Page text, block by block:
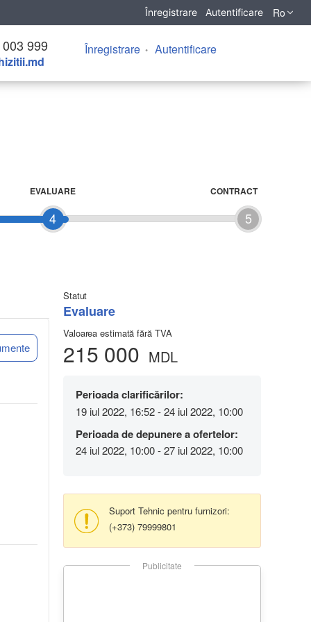
Înregistrare Autentificare Ro
999 Înregistrare Autentificare
4
EVALUARE
5
CONTRACT
Statut
Evaluare
Valoarea estimată fără TVA
215 000 MDL
Perioada clarificărilor:
19 iul 2022, 16:52 - 24 iul 2022, 10:00
Perioada de depunere a ofertelor:
24 iul 2022, 10:00 - 27 iul 2022, 10:00
Suport Tehnic pentru furnizori:
(+373) 79999801
Publicitate